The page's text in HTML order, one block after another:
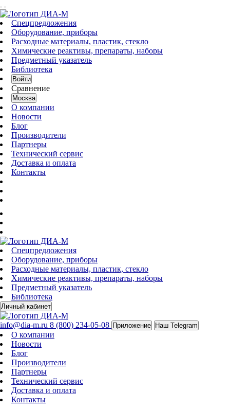
Спецпредложения
Оборудование, приборы
Расходные материалы, пластик, стекло
Химические реактивы, препараты, наборы
Предметный указатель
Библиотека
Войти
Сравнение
Москва
О компании
Новости
Блог
Производители
Партнеры
Технический сервис
Доставка и оплата
Контакты
Спецпредложения
Оборудование, приборы
Расходные материалы, пластик, стекло
Химические реактивы, препараты, наборы
Предметный указатель
Библиотека
Личный кабинет
info@dia-m.ru 8 (800) 234-05-08 Приложение Наш Telegram
О компании
Новости
Блог
Производители
Партнеры
Технический сервис
Доставка и оплата
Контакты